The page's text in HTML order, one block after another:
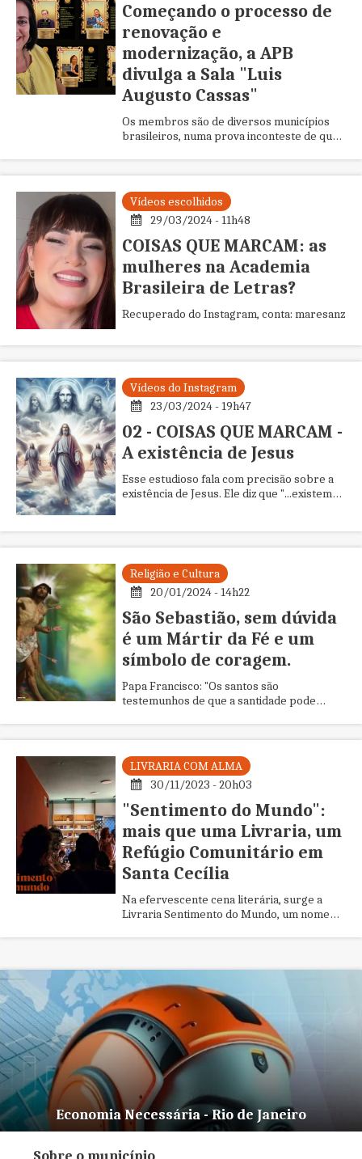
Começando o processo de
renovação e
modernização, a APB
divulga a Sala "Luis
Augusto Cassas"
Os membros são de diversos municípios
brasileiros, numa prova inconteste de que
Vídeos escolhidos
29/03/2024 - 11h48
COISAS QUE MARCAM: as
mulheres na Academia
Brasileira de Letras?
Recuperado do Instagram, conta: maresanz
Vídeos do Instagram
23/03/2024 - 19h47
02 - COISAS QUE MARCAM -
A existência de Jesus
Esse estudioso fala com precisão sobre a
existência de Jesus. Ele diz que "...existem
testemunharam a existência de Jesus".
Religião e Cultura
20/01/2024 - 14h22
São Sebastião, sem dúvida
é um Mártir da Fé e um
símbolo de coragem.
Papa Francisco: "Os santos são
testemunhos de que a santidade pode
LIVRARIA COM ALMA
30/11/2023 - 20h03
"Sentimento do Mundo":
mais que uma Livraria, um
Refúgio Comunitário em
Santa Cecília
Na efervescente cena literária, surge a
Livraria Sentimento do Mundo, um nome
Economia Necessária - Rio de Janeiro